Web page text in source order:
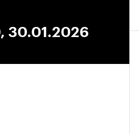
30.01.2026